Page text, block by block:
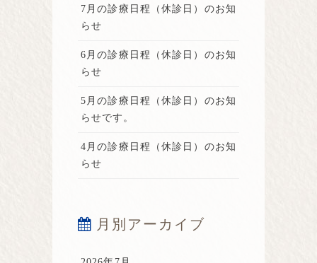
7月の診療日程（休診日）のお知
らせ
6月の診療日程（休診日）のお知
らせ
5月の診療日程（休診日）のお知
らせです。
4月の診療日程（休診日）のお知
らせ
月別アーカイブ